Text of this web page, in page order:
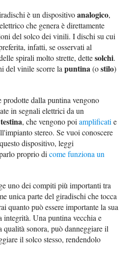
è un dispositivoanalogico,
che genera è direttamente
del solco dei vinili. I dischi su cui
infatti, se osservati al
spirali molto strette, dettesolchi.
del vinile scorre lapuntina(ostilo)
dalla puntina vengono
in segnali elettrici da un
testina, che vengono poiamplificati e
stereo. Se vuoi conoscere
dispositivo, leggi
proprio dicome funziona un
uno dei compiti più importanti tra
unica parte del giradischi che tocca
quanto può essere importante la sua
integrità. Una puntina vecchia e
qualità sonora, può danneggiare il
il solco stesso, rendendolo